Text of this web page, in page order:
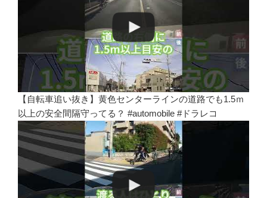
【自転車追い抜き】黄色センターラインの道路でも1.5ｍ
以上の安全間隔守ってる？ #automobile #ドラレコ